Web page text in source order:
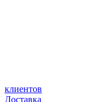
клиентов
Доставка